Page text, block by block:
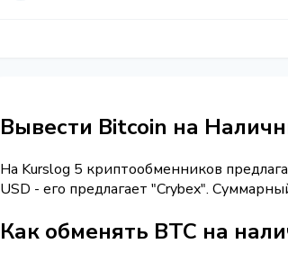
Вывести Bitcoin на
На Kurslog 5 криптообменников
USD - его предлагает "Crybex".
Как обменять BTC на